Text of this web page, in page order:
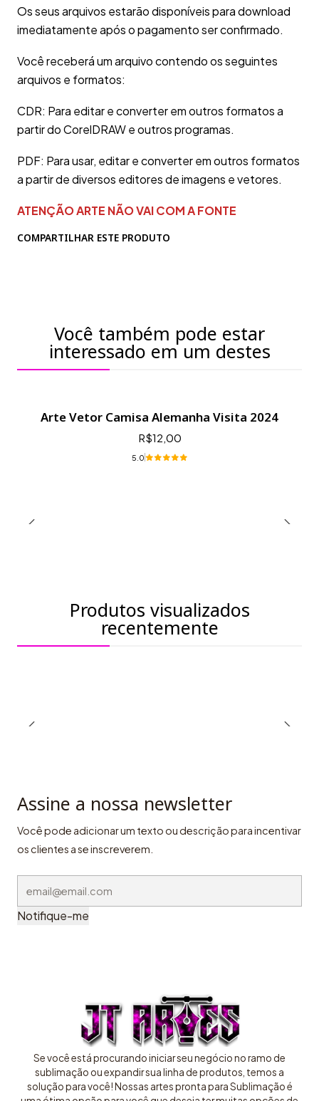
Os seus arquivos estarão disponíveis para download
imediatamente após o pagamento ser confirmado.
Você receberá um arquivo contendo os seguintes
arquivos e formatos:
CDR: Para editar e converter em outros formatos a
partir do CorelDRAW e outros programas.
PDF: Para usar, editar e converter em outros formatos
a partir de diversos editores de imagens e vetores.
ATENÇÃO ARTE NÃO VAI COM A FONTE
COMPARTILHAR ESTE PRODUTO
Você também pode estar
interessado em um destes
Arte Vetor Camisa Alemanha Visita 2024
R$12,00
5.0
Produtos visualizados
recentemente
Assine a nossa newsletter
Você pode adicionar um texto ou descrição para incentivar
os clientes a se inscreverem.
Notifique-me
Se você está procurando iniciar seu negócio no ramo de
sublimação ou expandir sua linha de produtos, temos a
solução para você! Nossas artes pronta para Sublimação é